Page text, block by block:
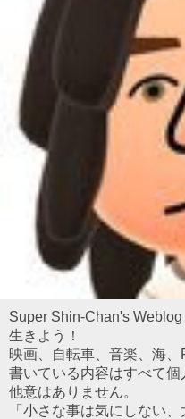
Super Shin-Chan's
生きよう！
映画、自転車、音楽、海、
書いている内容はすべて個
他意はありません。
「小さな事は気にしない